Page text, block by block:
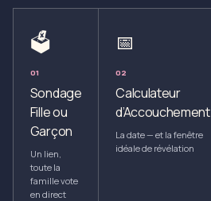
🗳️
01
Sondage
Fille ou
Garçon
Un lien,
toute la
famille vote
en direct
📅
02
Calculateur
d’Accouchement
La date — et la fenêtre
idéale de révélation